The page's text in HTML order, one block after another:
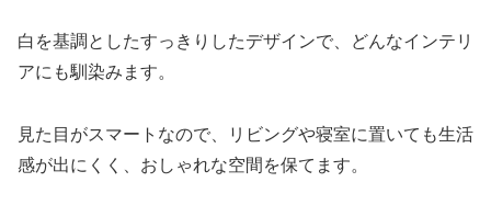
白を基調としたすっきりしたデザインで、どんなインテリ
アにも馴染みます。
見た目がスマートなので、リビングや寝室に置いても生活
感が出にくく、おしゃれな空間を保てます。